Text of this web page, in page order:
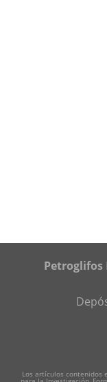
Petroglifos
Los artículos contenidos